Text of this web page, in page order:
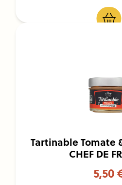
Tartinable Tomate
CHEF DE
5,50